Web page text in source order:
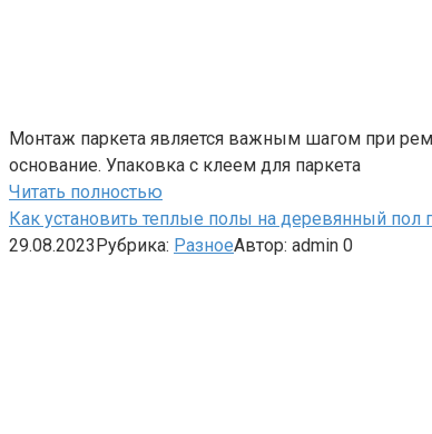
Монтаж паркета является важным шагом при
основание. Упаковка с клеем для паркета
Читать полностью
Как установить теплые полы на деревянный
29.08.2023Рубрика: РазноеАвтор: admin 0